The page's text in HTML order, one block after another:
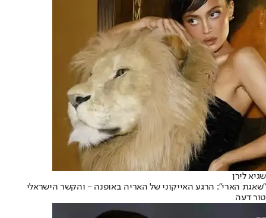
שגיא לירן
"שאגת הארי": הרגע האייקוני של האריה באופנה - והקשר הישראלי
טור דעה